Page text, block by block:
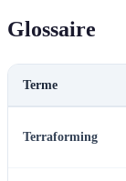
Glossaire
Terme
Terraforming